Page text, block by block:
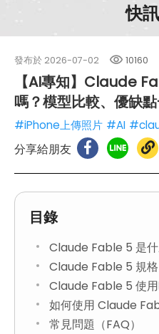
快
發布於 2026-07-02 10160
【AI專知】Claude
嗎？模型比較、優缺點
#iPhone上傳照片 #AI
分享給朋友
目錄
Claude Fable 5 是什
Claude Fable 5 規
Claude Fable 5 使
如何使用 Claude
常見問題（FAQ）